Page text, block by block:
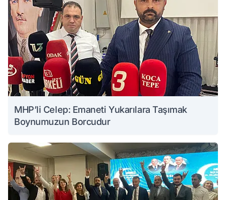
MHP’li Celep: Emaneti Yukarılara Taşımak
Boynumuzun Borcudur